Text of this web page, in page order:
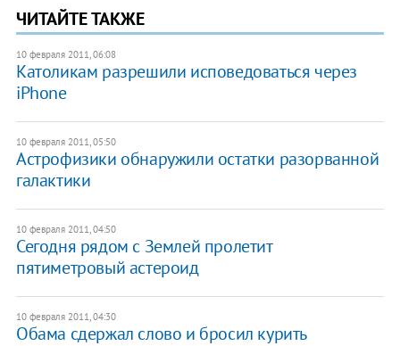
ЧИТАЙТЕ ТАКЖЕ
10 февраля 2011, 06:08
Католикам разрешили исповедоваться через
iPhone
10 февраля 2011, 05:50
Астрофизики обнаружили остатки разорванной
галактики
10 февраля 2011, 04:50
Сегодня рядом с Землей пролетит
пятиметровый астероид
10 февраля 2011, 04:30
Обама сдержал слово и бросил курить